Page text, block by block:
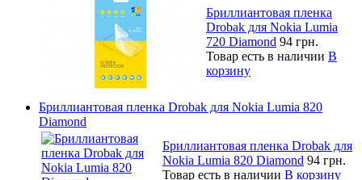
Бриллиантовая пленка
Drobak для Nokia Lumia
720 Diamond 94 грн.
Товар есть в наличии В
корзину
Бриллиантовая пленка Drobak для Nokia Lumia 820
Diamond
Бриллиантовая пленка Drobak для
Nokia Lumia 820 Diamond 94 грн.
Товар есть в наличии В корзину